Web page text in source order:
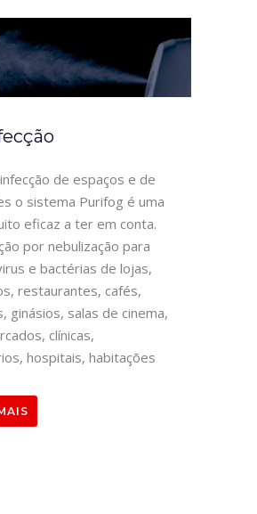
de espaços e de
o sistema Purifog é uma
eficaz a ter em conta.
por nebulização para
e bactérias de lojas,
restaurantes, cafés,
ginásios, salas de cinema,
clínicas,
hospitais, habitações